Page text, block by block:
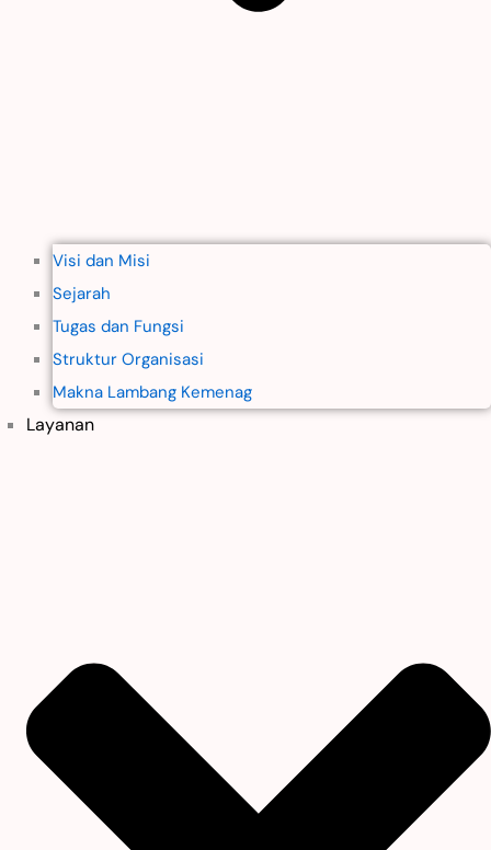
Visi dan Misi
Sejarah
Tugas dan Fungsi
Struktur Organisasi
Makna Lambang Kemenag
Layanan